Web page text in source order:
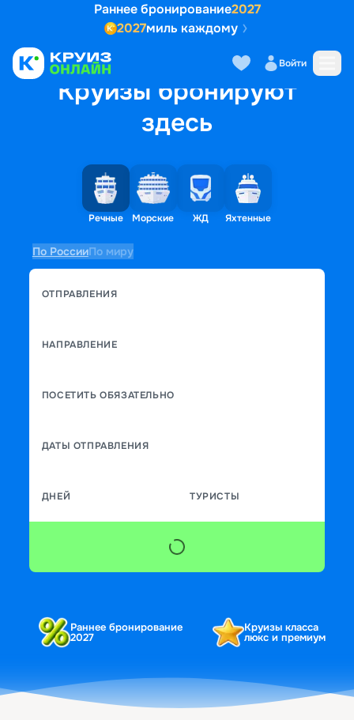
Раннее бронирование2027
2027миль каждому
Войти
Круизы бронируют
здесь
Речные Морские ЖД Яхтенные
По РоссииПо миру
ОТПРАВЛЕНИЯ
НАПРАВЛЕНИЕ
ПОСЕТИТЬ ОБЯЗАТЕЛЬНО
ДАТЫ ОТПРАВЛЕНИЯ
ДНЕЙ ТУРИСТЫ
Раннее бронирование
2027
Круизы класса
люкс и премиум